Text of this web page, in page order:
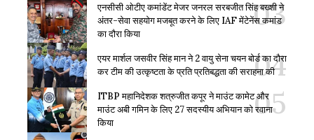
एनसीसी ओटीए कमांडेंट मेजर जनरल सरबजीत सिंह बख्शी ने
अंतर-सेवा सहयोग मजबूत करने के लिए IAF मेंटेनेंस कमांड
का दौरा किया
एयर मार्शल जसवीर सिंह मान ने 2 वायु सेना चयन बोर्ड का दौरा
कर टीम की उत्कृष्टता के प्रति प्रतिबद्धता की सराहना की
ITBP महानिदेशक शत्रुजीत कपूर ने माउंट कामेट और
माउंट अबी गमिन के लिए 27 सदस्यीय अभियान को रवाना
किया